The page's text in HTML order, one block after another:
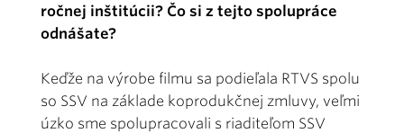
ročnej inštitúcii? Čo si z tejto spolupráce
odnášate?
Keďže na výrobe filmu sa podieľala RTVS spolu
so SSV na základe koprodukčnej zmluvy, veľmi
úzko sme spolupracovali s riaditeľom SSV